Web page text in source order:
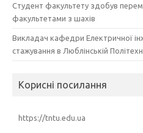
Студент факультету здобув
факультетами з шахів
Викладач кафедри Електричної
стажування в Люблінській
Корисні посилання
https://tntu.edu.ua